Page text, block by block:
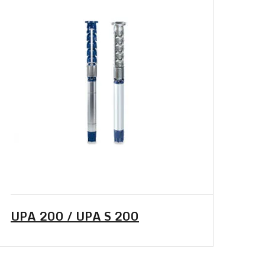
UPA 200 / UPA S 200